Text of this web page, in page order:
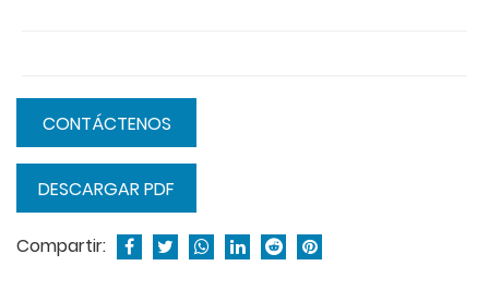
CONTÁCTENOS
DESCARGAR PDF
Compartir: